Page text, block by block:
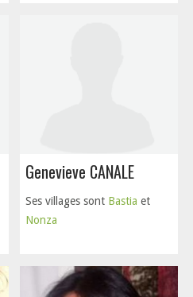
Genevieve CANALE
Ses villages sont Bastia et
Nonza